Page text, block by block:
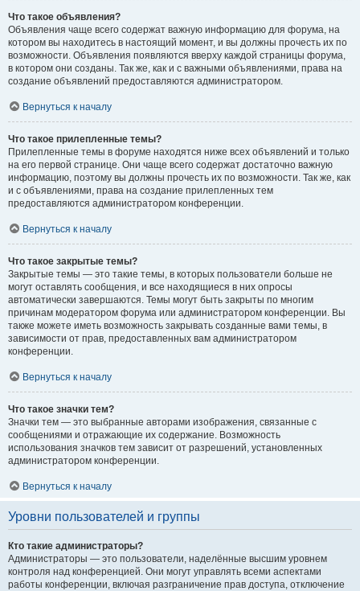
Что такое объявления?
Объявления чаще всего содержат важную информацию для форума, на
котором вы находитесь в настоящий момент, и вы должны прочесть их по
возможности. Объявления появляются вверху каждой страницы форума,
в котором они созданы. Так же, как и с важными объявлениями, права на
создание объявлений предоставляются администратором.
Вернуться к началу
Что такое прилепленные темы?
Прилепленные темы в форуме находятся ниже всех объявлений и только
на его первой странице. Они чаще всего содержат достаточно важную
информацию, поэтому вы должны прочесть их по возможности. Так же, как
и с объявлениями, права на создание прилепленных тем
предоставляются администратором конференции.
Вернуться к началу
Что такое закрытые темы?
Закрытые темы — это такие темы, в которых пользователи больше не
могут оставлять сообщения, и все находящиеся в них опросы
автоматически завершаются. Темы могут быть закрыты по многим
причинам модератором форума или администратором конференции. Вы
также можете иметь возможность закрывать созданные вами темы, в
зависимости от прав, предоставленных вам администратором
конференции.
Вернуться к началу
Что такое значки тем?
Значки тем — это выбранные авторами изображения, связанные с
сообщениями и отражающие их содержание. Возможность
использования значков тем зависит от разрешений, установленных
администратором конференции.
Вернуться к началу
Уровни пользователей и группы
Кто такие администраторы?
Администраторы — это пользователи, наделённые высшим уровнем
контроля над конференцией. Они могут управлять всеми аспектами
работы конференции, включая разграничение прав доступа, отключение